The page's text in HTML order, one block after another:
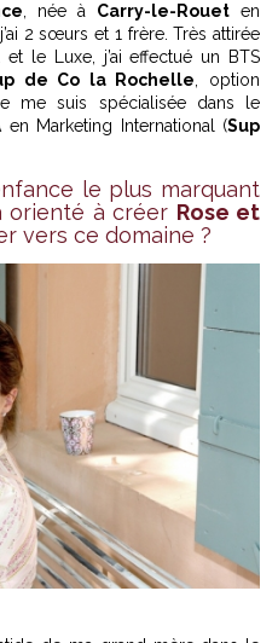
, née à Carry-le-Rouet en
2 sœurs et 1 frère. Très attirée
le Luxe, j’ai effectué un BTS
de Co la Rochelle , option
me suis spécialisée dans le
Marketing International (Sup
le plus marquant
orienté à créer Rose et
vers ce domaine ?